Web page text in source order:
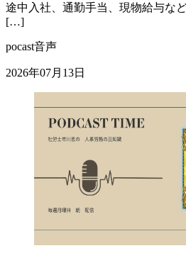
途中入社、通勤手当、現物給与な
[…]
pocast音声
2026年07月13日